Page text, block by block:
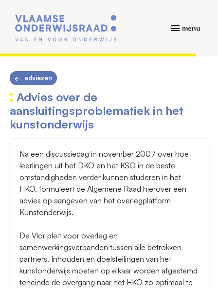
menu
adviezen
Advies over de
aansluitingsproblematiek in het
kunstonderwijs
Na een discussiedag in november 2007 over hoe
leerlingen uit het DKO en het KSO in de beste
omstandigheden verder kunnen studeren in het
HKO, formuleert de Algemene Raad hierover een
advies op aangeven van het overlegplatform
Kunstonderwijs.
De Vlor pleit voor overleg en
samenwerkingsverbanden tussen alle betrokken
partners. Inhouden en doelstellingen van het
kunstonderwijs moeten op elkaar worden afgestemd
teneinde de overgang naar het HKO zo optimaal te